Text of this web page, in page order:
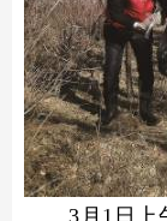
3月1日上午